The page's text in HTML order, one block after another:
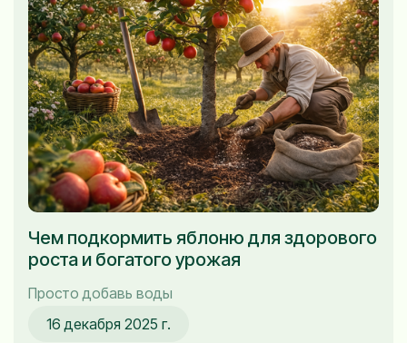
Чем подкормить яблоню для здорового
роста и богатого урожая
Просто добавь воды
16 декабря 2025 г.